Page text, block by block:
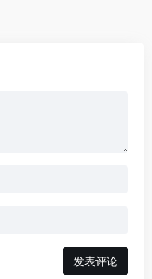
发表评论